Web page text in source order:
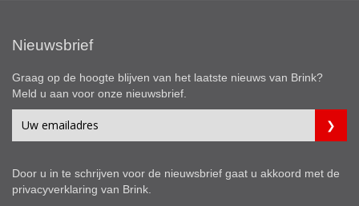
Nieuwsbrief
Graag op de hoogte blijven van het laatste nieuws van Brink?
Meld u aan voor onze nieuwsbrief.
Door u in te schrijven voor de nieuwsbrief gaat u akkoord met de
privacyverklaring van Brink.